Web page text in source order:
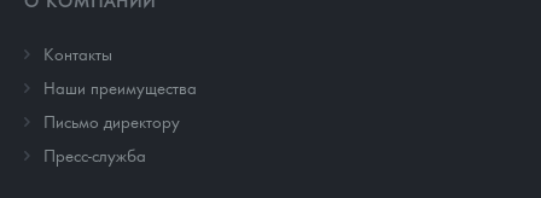
Контакты
Наши преимущества
Письмо директору
Пресс-служба